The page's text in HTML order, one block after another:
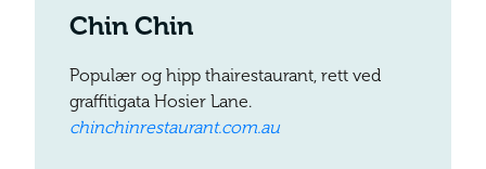
Chin Chin
Populær og hipp thairestaurant, rett ved
graffitigata Hosier Lane.
chinchinrestaurant.com.au